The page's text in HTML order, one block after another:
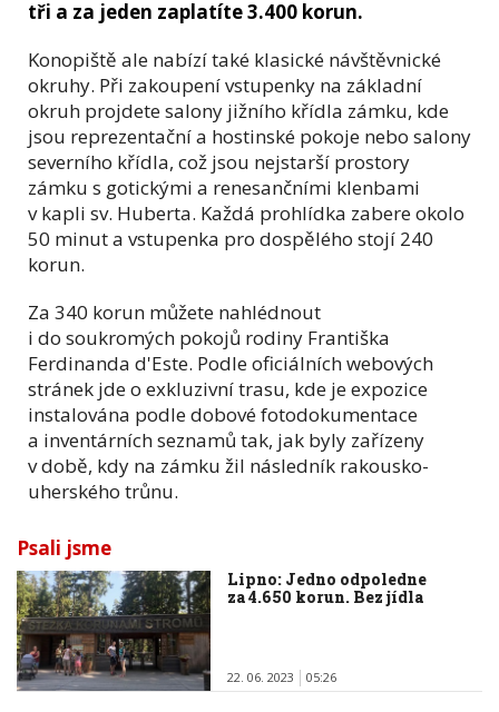
tři a za jeden zaplatíte 3.400 korun.
Konopiště ale nabízí také klasické návštěvnické
okruhy. Při zakoupení vstupenky na základní
okruh projdete salony jižního křídla zámku, kde
jsou reprezentační a hostinské pokoje nebo salony
severního křídla, což jsou nejstarší prostory
zámku s gotickými a renesančními klenbami
v kapli sv. Huberta. Každá prohlídka zabere okolo
50 minut a vstupenka pro dospělého stojí 240
korun.
Za 340 korun můžete nahlédnout
i do soukromých pokojů rodiny Františka
Ferdinanda d'Este. Podle oficiálních webových
stránek jde o exkluzivní trasu, kde je expozice
instalována podle dobové fotodokumentace
a inventárních seznamů tak, jak byly zařízeny
v době, kdy na zámku žil následník rakousko-
uherského trůnu.
Psali jsme
Lipno: Jedno odpoledne
za 4.650 korun. Bez jídla
22. 06. 2023 05:26